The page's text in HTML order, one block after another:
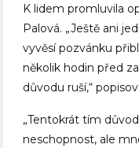
K lidem promluvila
Palová. „Ještě ani
vyvěsí pozvánku
několik hodin před
důvodu ruší,“
„Tentokrát tím
neschopnost, ale